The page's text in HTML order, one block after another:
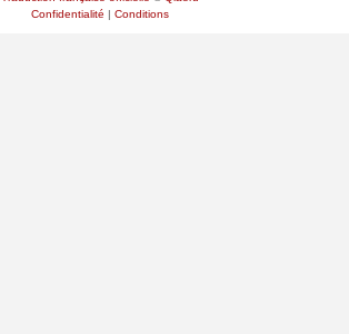
Confidentialité | Conditions